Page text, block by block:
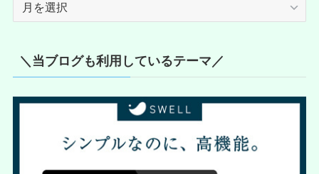
イ
＼当ブログも利用しているテーマ／